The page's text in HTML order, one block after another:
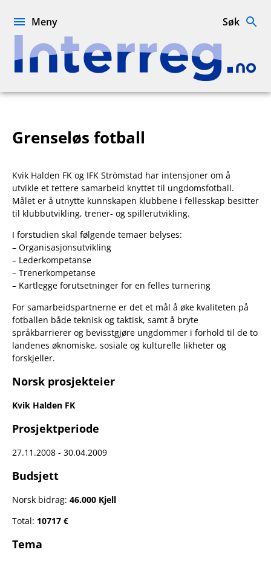
Interreg.no
Meny Søk
Grenseløs fotball
Kvik Halden FK og IFK Strömstad har intensjoner om å
utvikle et tettere samarbeid knyttet til ungdomsfotball.
Målet er å utnytte kunnskapen klubbene i fellesskap besitter
til klubbutvikling, trener- og spillerutvikling.
I forstudien skal følgende temaer belyses:
– Organisasjonsutvikling
– Lederkompetanse
– Trenerkompetanse
– Kartlegge forutsetninger for en felles turnering
For samarbeidspartnerne er det et mål å øke kvaliteten på
fotballen både teknisk og taktisk, samt å bryte
språkbarrierer og bevisstgjøre ungdommer i forhold til de to
landenes øknomiske, sosiale og kulturelle likheter og
forskjeller.
Norsk prosjekteier
Kvik Halden FK
Prosjektperiode
27.11.2008 - 30.04.2009
Budsjett
Norsk bidrag: 46.000 Kjell
Total: 10717 €
Tema